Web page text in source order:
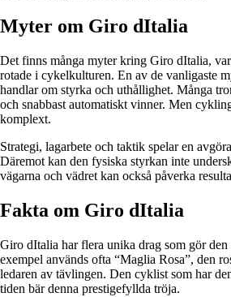
Myter om Giro dItalia
Det finns många myter kring Giro dItalia,
rotade i cykelkulturen. En av de vanligaste
handlar om styrka och uthållighet. Många
och snabbast automatiskt vinner. Men
komplext.
Strategi, lagarbete och taktik spelar en
Däremot kan den fysiska styrkan inte
vägarna och vädret kan också påverka
Fakta om Giro dItalia
Giro dItalia har flera unika drag som gör
exempel används ofta “Maglia Rosa”, den
ledaren av tävlingen. Den cyklist som har
tiden bär denna prestigefyllda tröja.